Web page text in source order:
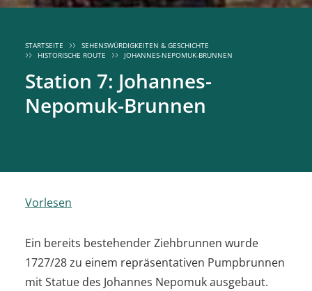
STARTSEITE
SEHENSWÜRDIGKEITEN & GESCHICHTE
HISTORISCHE ROUTE
JOHANNES-NEPOMUK-BRUNNEN
Station 7: Johannes-
Nepomuk-Brunnen
Vorlesen
Ein bereits bestehender Ziehbrunnen wurde
1727/28 zu einem repräsentativen Pumpbrunnen
mit Statue des Johannes Nepomuk ausgebaut.